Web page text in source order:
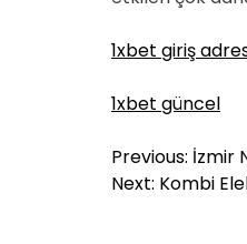
1xbet giriş
1xbet güncel
Y
a
Previous: İzmir
Next: Kombi